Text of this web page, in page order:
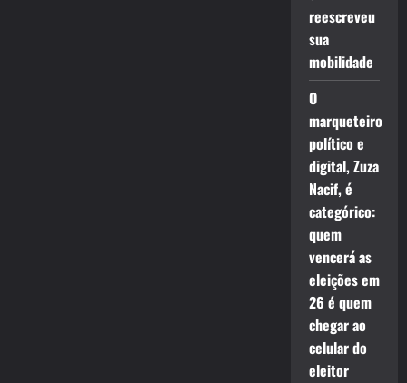
reescreveu
sua
mobilidade
O
marqueteiro
político e
digital, Zuza
Nacif, é
categórico:
quem
vencerá as
eleições em
26 é quem
chegar ao
celular do
eleitor